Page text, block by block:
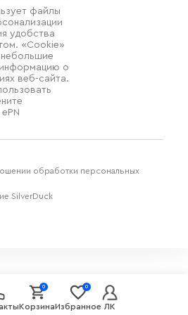
Корзина
0
Избранное
0
ЛК
файлы
удобства
«Cookie»
о
веб-сайта.
обработки персональных
SilverDuck